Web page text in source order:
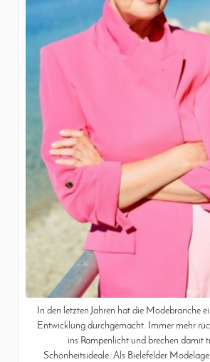
In den letzten Jahren hat die Modebranche
Entwicklung durchgemacht. Immer mehr
ins Rampenlicht und brechen damit
Schönheitsideale. Als Bielefelder